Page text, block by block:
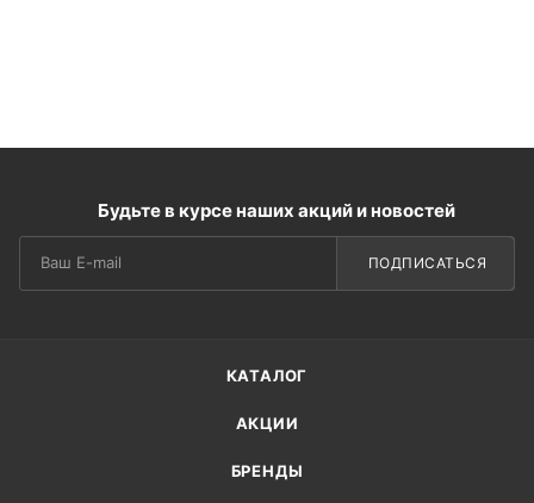
Будьте в курсе наших акций и новостей
ПОДПИСАТЬСЯ
КАТАЛОГ
АКЦИИ
БРЕНДЫ